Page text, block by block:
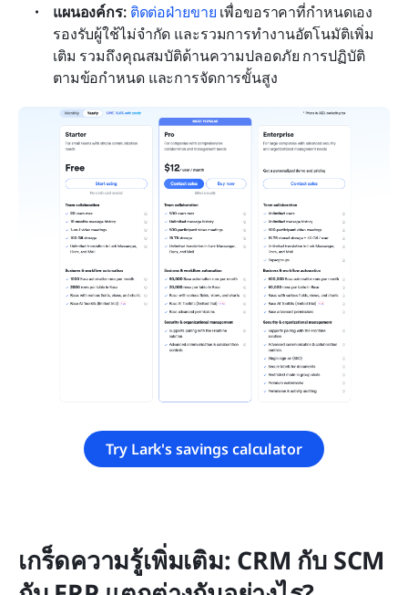
แผนองค์กร: ติดต่อฝ่ายขาย เพื่อขอราคาที่กำหนดเอง
รองรับผู้ใช้ไม่จำกัด และรวมการทำงานอัตโนมัติเพิ่ม
เติม รวมถึงคุณสมบัติด้านความปลอดภัย การปฏิบัติ
ตามข้อกำหนด และการจัดการขั้นสูง
Try Lark's savings calculator
เกร็ดความรู้เพิ่มเติม: CRM กับ SCM